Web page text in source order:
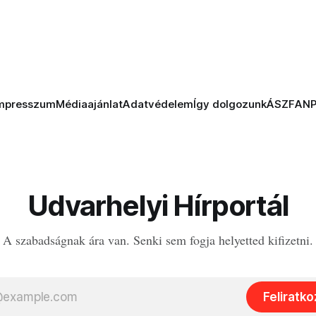
MédiaajánlatAdatvédelemÍgy dolgozunkÁSZF
Udvarhelyi Hírportál
A szabadságnak ára van. Senki sem fogja helyetted kifizetni.